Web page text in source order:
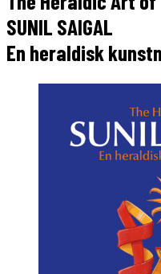
SUNIL SAIGAL
En heraldisk